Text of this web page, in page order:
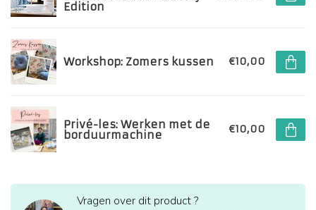
Edition
Workshop: Zomers kussen €10,00
Privé-les: Werken met de
borduurmachine €10,00
Vragen over dit product ?